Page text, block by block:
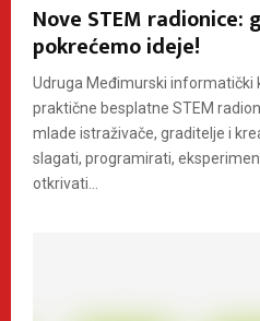
Nove STEM radionice:
pokrećemo ideje!
Udruga Međimurski informatički
praktične besplatne STEM
mlade istraživače, graditelje i
slagati, programirati,
otkrivati...